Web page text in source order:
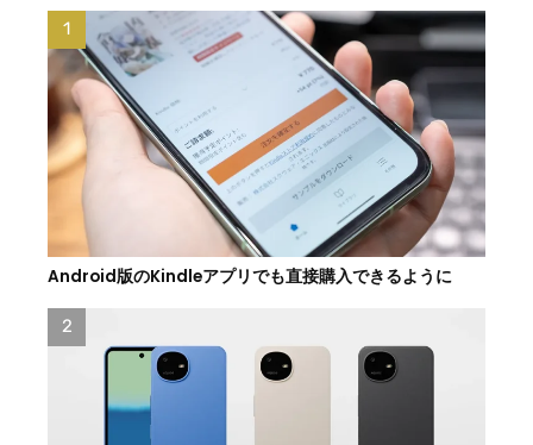
Android版のKindleアプリでも直接購入できるように